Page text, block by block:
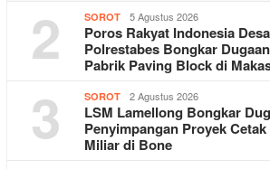
2 SOROT 5 Agustus 2026
Poros Rakyat Indonesia
Polrestabes Bongkar
Pabrik Paving Block di
3 SOROT 2 Agustus 2026
LSM Lamellong Bongkar
Penyimpangan Proyek
Miliar di Bone